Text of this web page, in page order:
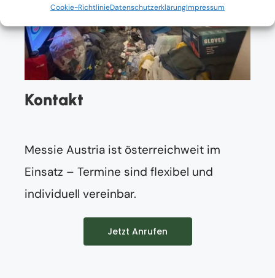
Cookie-RichtlinieDatenschutzerklärungImpressum
Kontakt
Messie Austria ist österreichweit im
Einsatz – Termine sind flexibel und
individuell vereinbar.
Jetzt Anrufen